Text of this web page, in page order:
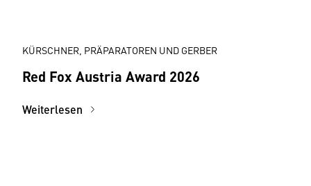
KÜRSCHNER, PRÄPARATOREN UND GERBER
Red Fox Austria Award 2026
Weiterlesen